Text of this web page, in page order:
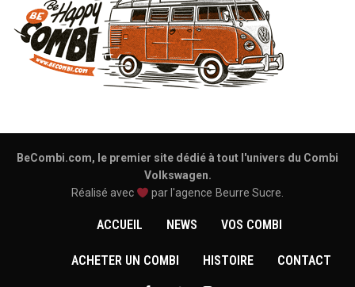
BeCombi.com, le premier site dédié à tout l'univers du Combi
Volkswagen.
Réalisé avec
par l'agence Beurre Sucre.
ACCUEIL NEWS VOS COMBI
ACHETER UN COMBI HISTOIRE CONTACT